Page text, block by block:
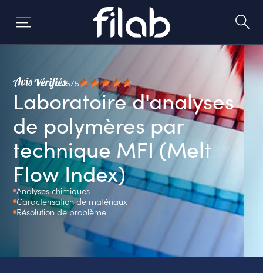
5/5
Laboratoire d'analyses
de polymères par
technique MFI (Melt
Flow Index)
Analyses chimiques
Caractérisation de matériaux
Résolution de problème